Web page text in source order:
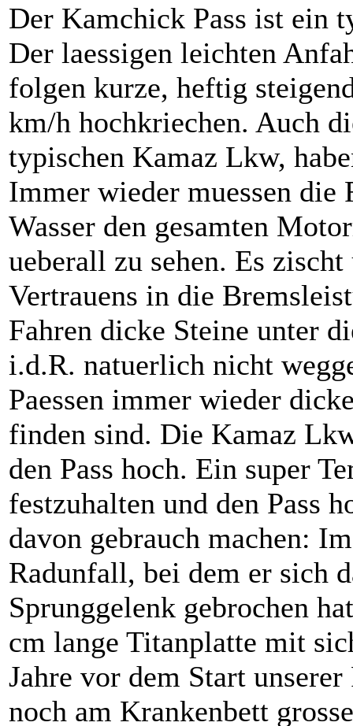
Der Kamchick Pass ist ein
Der laessigen leichten
folgen kurze, heftig
km/h hochkriechen. Auch
typischen Kamaz Lkw,
Immer wieder muessen die
Wasser den gesamten
ueberall zu sehen. Es
Vertrauens in die
Fahren dicke Steine unter
i.d.R. natuerlich nicht
Paessen immer wieder
finden sind. Die Kamaz
den Pass hoch. Ein super
festzuhalten und den Pass
davon gebrauch machen:
Radunfall, bei dem er sich
Sprunggelenk gebrochen
cm lange Titanplatte mit
Jahre vor dem Start
noch am Krankenbett